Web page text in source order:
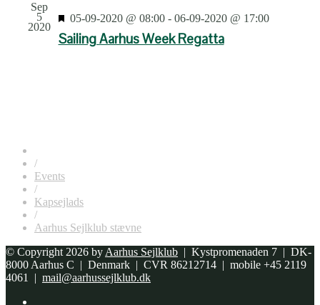
Sep
5
2020
Featured
05-09-2020 @ 08:00- 06-09-2020 @ 17:00
Sailing Aarhus Week Regatta
/
Events
/
Kapsejlads
/
Aarhus Sejlklub stævne
© Copyright 2026 by Aarhus Sejlklub | Kystpromenaden 7 | DK-
8000 Aarhus C | Denmark | CVR 86212714 | mobile +45 2119
4061 | mail@aarhussejlklub.dk